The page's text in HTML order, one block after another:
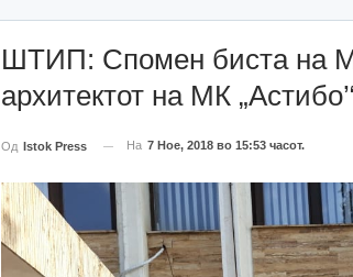
ШТИП: Спомен биста на
архитектот на МК
Од Istok Press На 7 Ное, 2018 во 15:53 часот.